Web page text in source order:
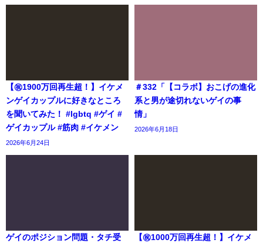
【㊗️1900万回再生超！】イケメ
ンゲイカップルに好きなところ
を聞いてみた！ #lgbtq #ゲイ #
ゲイカップル #筋肉 #イケメン
2026年6月24日
＃332「【コラボ】おこげの進化
系と男が途切れないゲイの事
情」
2026年6月18日
ゲイのポジション問題・タチ受
【㊗️1000万回再生超！】イケメ